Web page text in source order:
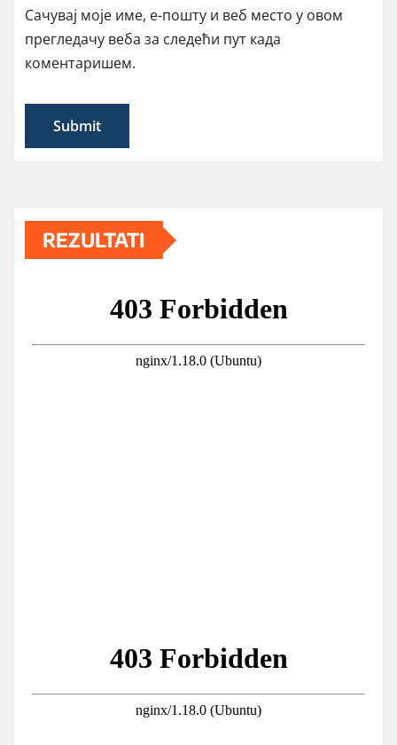
Сачувај моје име, е-пошту и веб место у овом
прегледачу веба за следећи пут када
коментаришем.
REZULTATI